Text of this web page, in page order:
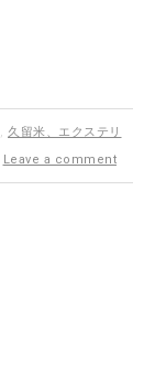
, 久留米、エクステリ
Leave a comment